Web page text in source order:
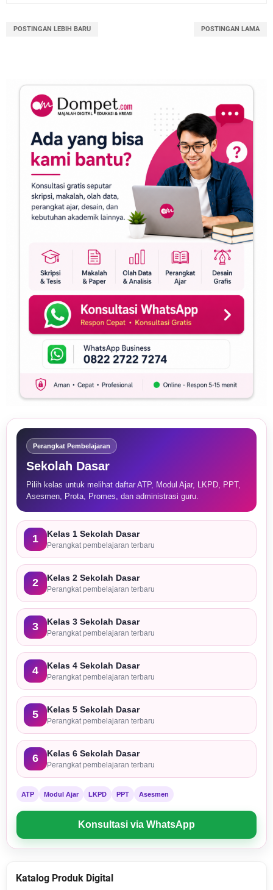
POSTINGAN LEBIH BARU POSTINGAN LAMA
Perangkat Pembelajaran
Sekolah Dasar
Pilih kelas untuk melihat daftar ATP, Modul Ajar, LKPD, PPT,
Asesmen, Prota, Promes, dan administrasi guru.
1 Kelas 1 Sekolah Dasar
Perangkat pembelajaran terbaru
2 Kelas 2 Sekolah Dasar
Perangkat pembelajaran terbaru
3 Kelas 3 Sekolah Dasar
Perangkat pembelajaran terbaru
4 Kelas 4 Sekolah Dasar
Perangkat pembelajaran terbaru
5 Kelas 5 Sekolah Dasar
Perangkat pembelajaran terbaru
6 Kelas 6 Sekolah Dasar
Perangkat pembelajaran terbaru
ATP Modul Ajar LKPD PPT Asesmen
Konsultasi via WhatsApp
Katalog Produk Digital